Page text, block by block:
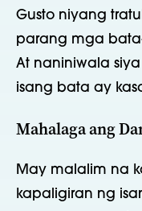
Gusto niyang
parang mga
At naniniwala
isang bata ay
Mahalaga ang
May malalim na
kapaligiran ng